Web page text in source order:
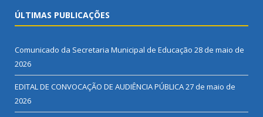
ÚLTIMAS PUBLICAÇÕES
Comunicado da Secretaria Municipal de Educação 28 de maio de
2026
EDITAL DE CONVOCAÇÃO DE AUDIÊNCIA PÚBLICA27 de maio de
2026